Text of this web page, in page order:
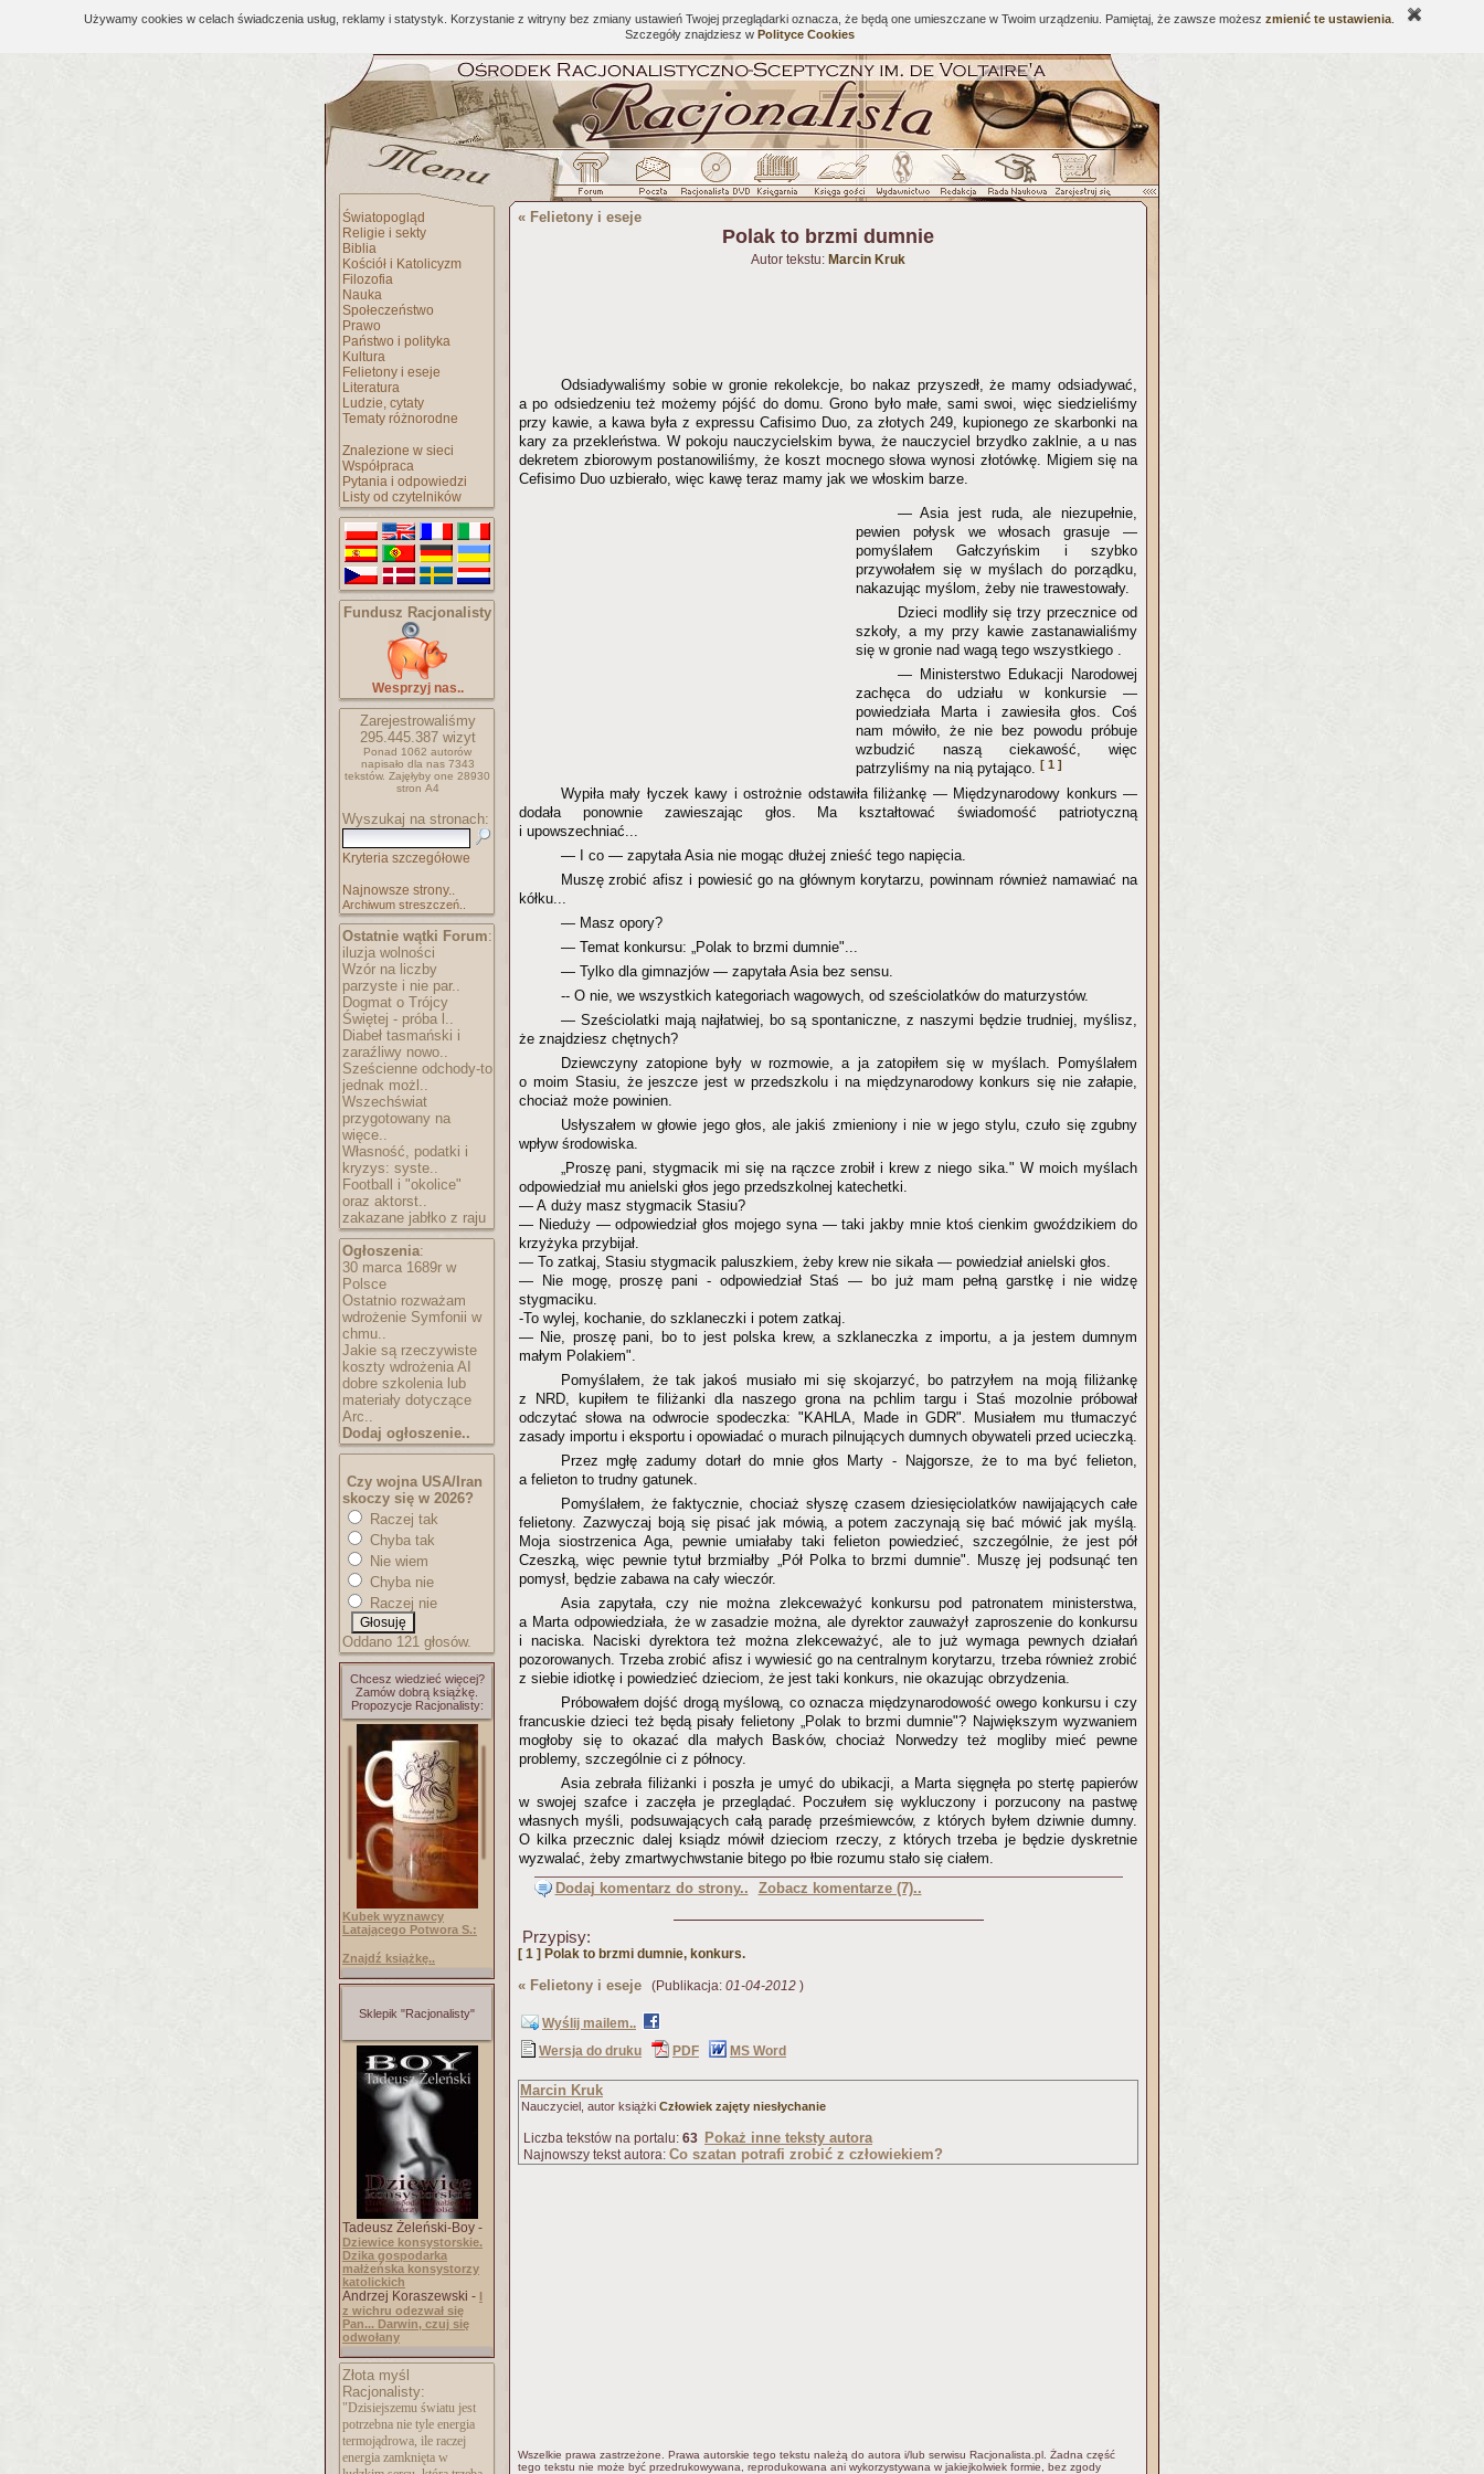
Używamy cookies w celach świadczenia usług, reklamy i statystyk. Korzystanie z witryny bez zmiany ustawień Twojej przeglądarki oznacza, że będą one umieszczane w Twoim urządzeniu. Pamiętaj, że zawsze możesz zmienić te ustawienia
Szczegóły znajdziesz w Polityce Cookies
Światopogląd
Religie i sekty
Biblia
Kościół i Katolicyzm
Filozofia
Nauka
Społeczeństwo
Prawo
Państwo i polityka
Kultura
Felietony i eseje
Literatura
Ludzie, cytaty
Tematy różnorodne
Znalezione w sieci
Współpraca
Pytania i odpowiedzi
Listy od czytelników
Fundusz Racjonalisty
Wesprzyj nas..
Zarejestrowaliśmy
295.445.387wizyt
Ponad 1062 autorów
napisało dla nas 7343
tekstów. Zajęłyby one 28930
stron A4
Wyszukaj na stronach:
Kryteria szczegółowe
Najnowsze strony..
Archiwum streszczeń..
Ostatnie wątki Forum:
iluzja wolności
Wzór na liczby
parzyste i nie par..
Dogmat o Trójcy
Świętej - próba l..
Diabeł tasmański i
zaraźliwy nowo..
Sześcienne odchody-to
jednak możl..
Wszechświat
przygotowany na
więce..
Własność, podatki i
kryzys: syste..
Football i "okolice"
oraz aktorst..
zakazane jabłko z raju
Ogłoszenia:
30 marca 1689r w
Polsce
Ostatnio rozważam
wdrożenie Symfonii w
chmu..
Jakie są rzeczywiste
koszty wdrożenia AI
dobre szkolenia lub
materiały dotyczące
Arc..
Dodaj ogłoszenie..
Czy wojna USA/Iran
skoczy się w 2026?
Raczej tak
Chyba tak
Nie wiem
Chyba nie
Raczej nie
Oddano 121 głosów.
Chcesz wiedzieć więcej?
Zamów dobrą książkę.
Propozycje Racjonalisty:
Kubek wyznawcy
Latającego Potwora S.:
Znajdź książkę..
Sklepik "Racjonalisty"
Tadeusz Żeleński-Boy -
Dziewice konsystorskie.
Dzika gospodarka
małżeńska konsystorzy
katolickich
Andrzej Koraszewski - I
z wichru odezwał się
Pan... Darwin, czuj się
odwołany
Złota myśl
Racjonalisty:
"Dzisiejszemu światu jest
potrzebna nie tyle energia
termojądrowa, ile raczej
energia zamknięta w
« Felietony i eseje
Polak to brzmi dumnie
Autor tekstu: Marcin Kruk
Odsiadywaliśmy sobie w gronie rekolekcje, bo nakaz przyszedł, że mamy odsiadywać,
a po odsiedzeniu też możemy pójść do domu. Grono było małe, sami swoi, więc siedzieliśmy
przy kawie, a kawa była z expressu Cafisimo Duo, za złotych 249, kupionego ze skarbonki na
kary za przekleństwa. W pokoju nauczycielskim bywa, że nauczyciel brzydko zaklnie, a u nas
dekretem zbiorowym postanowiliśmy, że koszt mocnego słowa wynosi złotówkę. Migiem się na
Cefisimo Duo uzbierało, więc kawę teraz mamy jak we włoskim barze.
— Asia jest ruda, ale niezupełnie,
pewien połysk we włosach grasuje —
pomyślałem Gałczyńskim i szybko
przywołałem się w myślach do porządku,
nakazując myślom, żeby nie trawestowały.
Dzieci modliły się trzy przecznice od
szkoły, a my przy kawie zastanawialiśmy
się w gronie nad wagą tego wszystkiego .
— Ministerstwo Edukacji Narodowej
zachęca do udziału w konkursie —
powiedziała Marta i zawiesiła głos. Coś
nam mówiło, że nie bez powodu próbuje
wzbudzić naszą ciekawość, więc
patrzyliśmy na nią pytająco. [ 1 ]
Wypiła mały łyczek kawy i ostrożnie odstawiła filiżankę — Międzynarodowy konkurs —
dodała ponownie zawieszając głos. Ma kształtować świadomość patriotyczną
i upowszechniać...
— I co — zapytała Asia nie mogąc dłużej znieść tego napięcia.
Muszę zrobić afisz i powiesić go na głównym korytarzu, powinnam również namawiać na
kółku...
— Masz opory?
— Temat konkursu: „Polak to brzmi dumnie"...
— Tylko dla gimnazjów — zapytała Asia bez sensu.
-- O nie, we wszystkich kategoriach wagowych, od sześciolatków do maturzystów.
— Sześciolatki mają najłatwiej, bo są spontaniczne, z naszymi będzie trudniej, myślisz,
że znajdziesz chętnych?
Dziewczyny zatopione były w rozmowie, a ja zatopiłem się w myślach. Pomyślałem
o moim Stasiu, że jeszcze jest w przedszkolu i na międzynarodowy konkurs się nie załapie,
chociaż może powinien.
Usłyszałem w głowie jego głos, ale jakiś zmieniony i nie w jego stylu, czuło się zgubny
wpływ środowiska.
„Proszę pani, stygmacik mi się na rączce zrobił i krew z niego sika." W moich myślach
odpowiedział mu anielski głos jego przedszkolnej katechetki.
— A duży masz stygmacik Stasiu?
— Nieduży — odpowiedział głos mojego syna — taki jakby mnie ktoś cienkim gwoździkiem do
krzyżyka przybijał.
— To zatkaj, Stasiu stygmacik paluszkiem, żeby krew nie sikała — powiedział anielski głos.
— Nie mogę, proszę pani - odpowiedział Staś — bo już mam pełną garstkę i nie widzę
stygmaciku.
-To wylej, kochanie, do szklaneczki i potem zatkaj.
— Nie, proszę pani, bo to jest polska krew, a szklaneczka z importu, a ja jestem dumnym
małym Polakiem".
Pomyślałem, że tak jakoś musiało mi się skojarzyć, bo patrzyłem na moją filiżankę
z NRD, kupiłem te filiżanki dla naszego grona na pchlim targu i Staś mozolnie próbował
odczytać słowa na odwrocie spodeczka: "KAHLA, Made in GDR". Musiałem mu tłumaczyć
zasady importu i eksportu i opowiadać o murach pilnujących dumnych obywateli przed ucieczką.
Przez mgłę zadumy dotarł do mnie głos Marty - Najgorsze, że to ma być felieton,
a felieton to trudny gatunek.
Pomyślałem, że faktycznie, chociaż słyszę czasem dziesięciolatków nawijających całe
felietony. Zazwyczaj boją się pisać jak mówią, a potem zaczynają się bać mówić jak myślą.
Moja siostrzenica Aga, pewnie umiałaby taki felieton powiedzieć, szczególnie, że jest pół
Czeszką, więc pewnie tytuł brzmiałby „Pół Polka to brzmi dumnie". Muszę jej podsunąć ten
pomysł, będzie zabawa na cały wieczór.
Asia zapytała, czy nie można zlekceważyć konkursu pod patronatem ministerstwa,
a Marta odpowiedziała, że w zasadzie można, ale dyrektor zauważył zaproszenie do konkursu
i naciska. Naciski dyrektora też można zlekceważyć, ale to już wymaga pewnych działań
pozorowanych. Trzeba zrobić afisz i wywiesić go na centralnym korytarzu, trzeba również zrobić
z siebie idiotkę i powiedzieć dzieciom, że jest taki konkurs, nie okazując obrzydzenia.
Próbowałem dojść drogą myślową, co oznacza międzynarodowość owego konkursu i czy
francuskie dzieci też będą pisały felietony „Polak to brzmi dumnie"? Największym wyzwaniem
mogłoby się to okazać dla małych Basków, chociaż Norwedzy też mogliby mieć pewne
problemy, szczególnie ci z północy.
Asia zebrała filiżanki i poszła je umyć do ubikacji, a Marta sięgnęła po stertę papierów
w swojej szafce i zaczęła je przeglądać. Poczułem się wykluczony i porzucony na pastwę
własnych myśli, podsuwających całą paradę prześmiewców, z których byłem dziwnie dumny.
O kilka przecznic dalej ksiądz mówił dzieciom rzeczy, z których trzeba je będzie dyskretnie
wyzwalać, żeby zmartwychwstanie bitego po łbie rozumu stało się ciałem.
Dodaj komentarz do strony..
Zobacz komentarze (7)..
Przypisy:
[ 1 ] Polak to brzmi dumnie, konkurs.
« Felietony i eseje (Publikacja: 01-04-2012 )
Wyślij mailem..
Wersja do druku
PDF MS Word
Marcin Kruk
Nauczyciel, autor książki Człowiek zajęty niesłychanie
Liczba tekstów na portalu: 63 Pokaż inne teksty autora
Najnowszy tekst autora: Co szatan potrafi zrobić z człowiekiem?
Wszelkie prawa zastrzeżone. Prawa autorskie tego tekstu należą do autora i/lub serwisu Racjonalista.pl. Żadna część
tego tekstu nie może być przedrukowywana, reprodukowana ani wykorzystywana w jakiejkolwiek formie, bez zgody